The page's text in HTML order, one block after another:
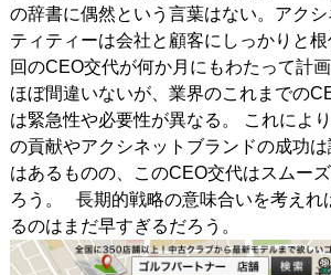
の辞書に偶然という言葉はない。アク
ティティーは会社と顧客にしっかりと
回のCEO交代が何か月にもわたって計
ほぼ間違いないが、業界のこれまでの
は緊急性や必要性が異なる。 これによ
の貢献やアクシネットブランドの成功
はあるものの、このCEO交代はスムー
ろう。 長期的戦略の意味合いを考えれ
るのはまだ早すぎるだろう。